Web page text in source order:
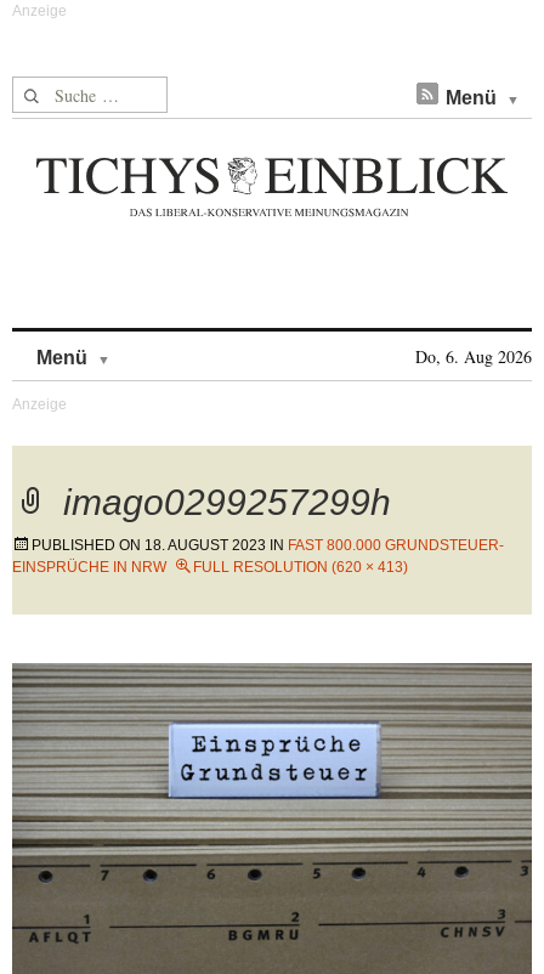
Suche nach: Menü
Menü Do, 6. Aug 2026
imago0299257299h
PUBLISHED ON 18. AUGUST 2023 IN FAST 800.000 GRUNDSTEUER-
EINSPRÜCHE IN NRW
FULL RESOLUTION (620 × 413)